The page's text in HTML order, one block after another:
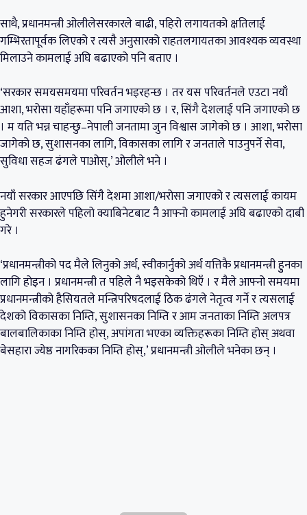
साथै, प्रधानमन्त्री ओलीलेसरकारले बाढी, पहिरो लगायतको क्षतिलाई
गम्भिरतापूर्वक लिएको र त्यसै अनुसारको राहतलगायतका आवश्यक व्यवस्था
मिलाउने कामलाई अघि बढाएको पनि बताए ।
‘सरकार समयसमयमा परिवर्तन भइरहन्छ । तर यस परिवर्तनले एउटा नयाँ
आशा, भरोसा यहाँहरूमा पनि जगाएको छ । र, सिंगै देशलाई पनि जगाएको छ
। म यति भन्न चाहन्छु–नेपाली जनतामा जुन विश्वास जागेको छ । आशा, भरोसा
जागेको छ, सुशासनका लागि, विकासका लागि र जनताले पाउनुपर्ने सेवा,
सुविधा सहज ढंगले पाओस्,’ ओलीले भने ।
नयाँ सरकार आएपछि सिंगै देशमा आशा/भरोसा जगाएको र त्यसलाई कायम
हुनेगरी सरकारले पहिलो क्याबिनेटबाट नै आफ्नो कामलाई अघि बढाएको दाबी
गरे ।
‘प्रधानमन्त्रीको पद मैले लिनुको अर्थ, स्वीकार्नुको अर्थ यत्तिकै प्रधानमन्त्री हुुनका
लागि होइन । प्रधानमन्त्री त पहिले नै भइसकेको थिएँ । र मैले आफ्नो समयमा
प्रधानमन्त्रीको हैसियतले मन्त्रिपरिषदलाई ठिक ढंगले नेतृत्व गर्ने र त्यसलाई
देशको विकासका निम्ति, सुशासनका निम्ति र आम जनताका निम्ति अलपत्र
बालबालिकाका निम्ति होस्, अपांगता भएका व्यक्तिहरूका निम्ति होस् अथवा
बेसहारा ज्येष्ठ नागरिकका निम्ति होस्,’ प्रधानमन्त्री ओलीले भनेका छन् ।